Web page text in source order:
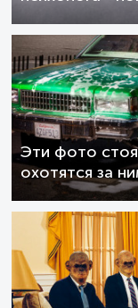
Эти фото
охотятся за